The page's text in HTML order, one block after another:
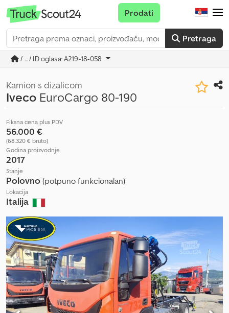
Pretraga
Prodati
/ ... / ID oglasa: A219-18-058
Kamion s dizalicom
Iveco EuroCargo 80-190
Fiksna cena plus PDV
56.000 €
(68.320 € bruto)
Godina proizvodnje
2017
Stanje
Polovno (potpuno funkcionalan)
Lokacija
Italija